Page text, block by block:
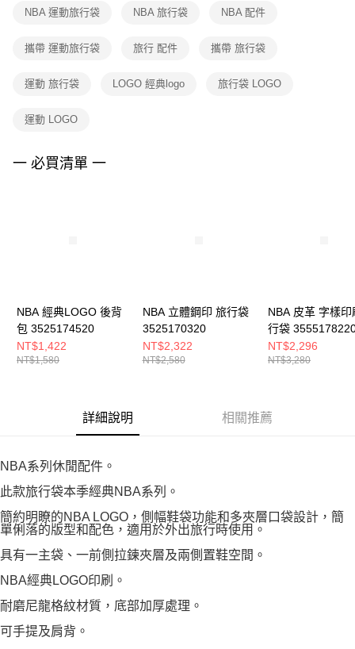
客戶支援中心」https://netprotections.freshdesk.com/support/home
１．透過由恩沛科技股份有限公司提供之「AFTEE先享後付」服務完成之交
權轉讓予恩沛科技股份有限公司。
３．未成年的使用者請事先徵得法定代理人或監護人之同意方可使用
４．使用「AFTEE先享後付」時，將依據個別帳號之用戶狀況，依本公司即
NBA 運動旅行袋 NBA 旅行袋 NBA 配件
攜帶 運動旅行袋 旅行 配件 攜帶 旅行袋
運動 旅行袋 LOGO 經典logo 旅行袋 LOGO
運動 LOGO
一 必買清單 一
NBA 經典LOGO 後背
包 3525174520
NT$1,422
NT$1,580
NBA 立體鋼印 旅行袋
3525170320
NT$2,322
NT$2,580
NBA 皮革 字樣印
行袋
NT$2,296
NT$3,280
詳細說明 相關推薦
NBA系列休閒配件。
此款旅行袋本季經典NBA系列。
簡約明瞭的NBA LOGO，側幅鞋袋功能和多夾層口袋設計，簡
單俐落的版型和配色，適用於外出旅行時使用。
具有一主袋、一前側拉鍊夾層及兩側置鞋空間。
NBA經典LOGO印刷。
耐磨尼龍格紋材質，底部加厚處理。
可手提及肩背。